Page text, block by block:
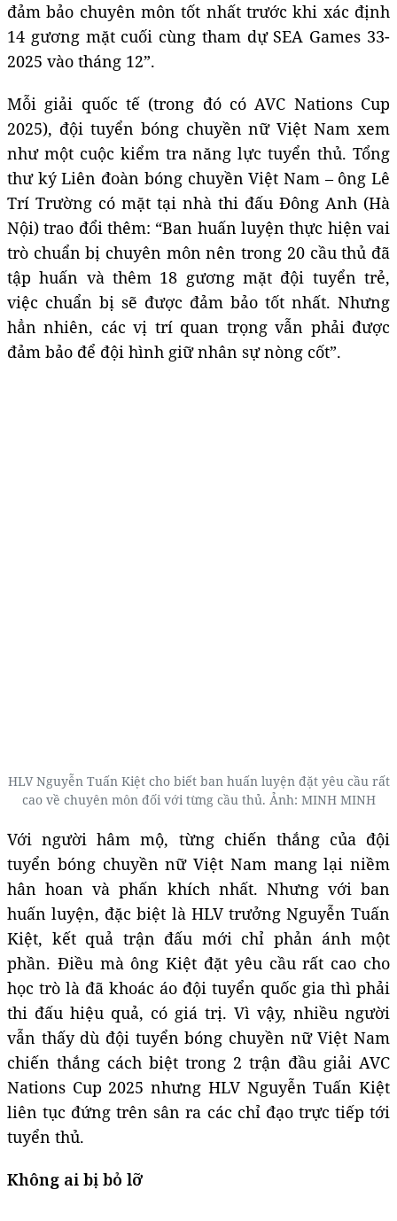
đảm bảo chuyên môn tốt nhất trước khi xác định
14 gương mặt cuối cùng tham dự SEA Games 33-
2025 vào tháng 12”.
Mỗi giải quốc tế (trong đó có AVC Nations Cup
2025), đội tuyển bóng chuyền nữ Việt Nam xem
như một cuộc kiểm tra năng lực tuyển thủ. Tổng
thư ký Liên đoàn bóng chuyền Việt Nam – ông Lê
Trí Trường có mặt tại nhà thi đấu Đông Anh (Hà
Nội) trao đổi thêm: “Ban huấn luyện thực hiện vai
trò chuẩn bị chuyên môn nên trong 20 cầu thủ đã
tập huấn và thêm 18 gương mặt đội tuyển trẻ,
việc chuẩn bị sẽ được đảm bảo tốt nhất. Nhưng
hẳn nhiên, các vị trí quan trọng vẫn phải được
đảm bảo để đội hình giữ nhân sự nòng cốt”.
HLV Nguyễn Tuấn Kiệt cho biết ban huấn luyện đặt yêu cầu rất
cao về chuyên môn đối với từng cầu thủ. Ảnh: MINH MINH
Với người hâm mộ, từng chiến thắng của đội
tuyển bóng chuyền nữ Việt Nam mang lại niềm
hân hoan và phấn khích nhất. Nhưng với ban
huấn luyện, đặc biệt là HLV trưởng Nguyễn Tuấn
Kiệt, kết quả trận đấu mới chỉ phản ánh một
phần. Điều mà ông Kiệt đặt yêu cầu rất cao cho
học trò là đã khoác áo đội tuyển quốc gia thì phải
thi đấu hiệu quả, có giá trị. Vì vậy, nhiều người
vẫn thấy dù đội tuyển bóng chuyền nữ Việt Nam
chiến thắng cách biệt trong 2 trận đầu giải AVC
Nations Cup 2025 nhưng HLV Nguyễn Tuấn Kiệt
liên tục đứng trên sân ra các chỉ đạo trực tiếp tới
tuyển thủ.
Không ai bị bỏ lỡ